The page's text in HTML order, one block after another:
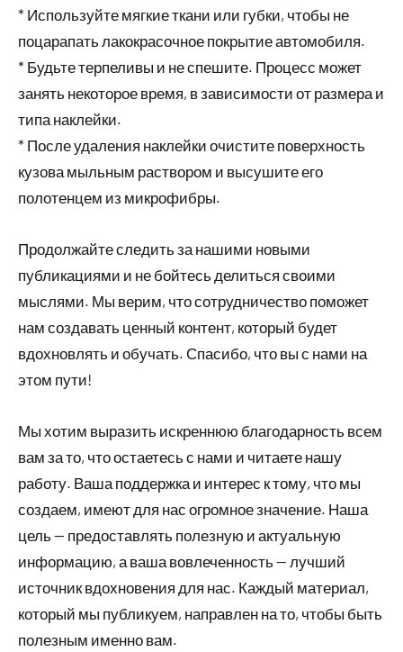
* Используйте мягкие ткани или губки, чтобы не
поцарапать лакокрасочное покрытие автомобиля.
* Будьте терпеливы и не спешите. Процесс может
занять некоторое время, в зависимости от размера и
типа наклейки.
* После удаления наклейки очистите поверхность
кузова мыльным раствором и высушите его
полотенцем из микрофибры.
Продолжайте следить за нашими новыми
публикациями и не бойтесь делиться своими
мыслями. Мы верим, что сотрудничество поможет
нам создавать ценный контент, который будет
вдохновлять и обучать. Спасибо, что вы с нами на
этом пути!
Мы хотим выразить искреннюю благодарность всем
вам за то, что остаетесь с нами и читаете нашу
работу. Ваша поддержка и интерес к тому, что мы
создаем, имеют для нас огромное значение. Наша
цель — предоставлять полезную и актуальную
информацию, а ваша вовлеченность — лучший
источник вдохновения для нас. Каждый материал,
который мы публикуем, направлен на то, чтобы быть
полезным именно вам.